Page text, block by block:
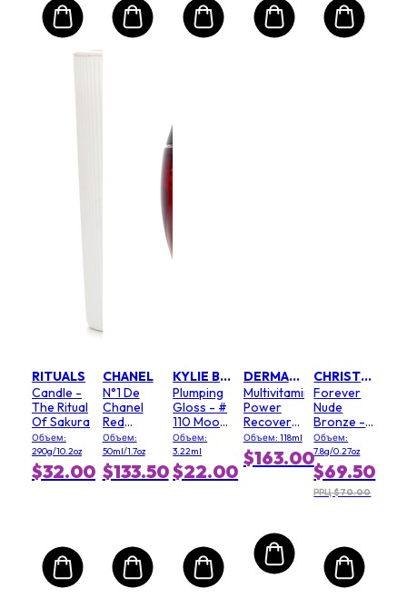
RITUALS
Candle -
The Ritual
Of Sakura
Объем:
290g/10.2oz
$32.00
CHANEL
N°1 De
Chanel
Red
Camellia
Serum In
Mist
Объем:
50ml/1.7oz
$133.50
KYLIE BY KYLIE JENNER
Plumping
Gloss - #
110 Moody
Queen
Объем:
3.22ml
$22.00
DERMALOGICA
Multivitamin
Power
Recovery
Cream
(Salon
Size)
Объем: 118ml
$163.00
CHRISTIAN DIOR
Forever
Nude
Bronze -
# 03 Soft
Matte
Объем:
7.8g/0.27oz
$69.50
РРЦ $70.00